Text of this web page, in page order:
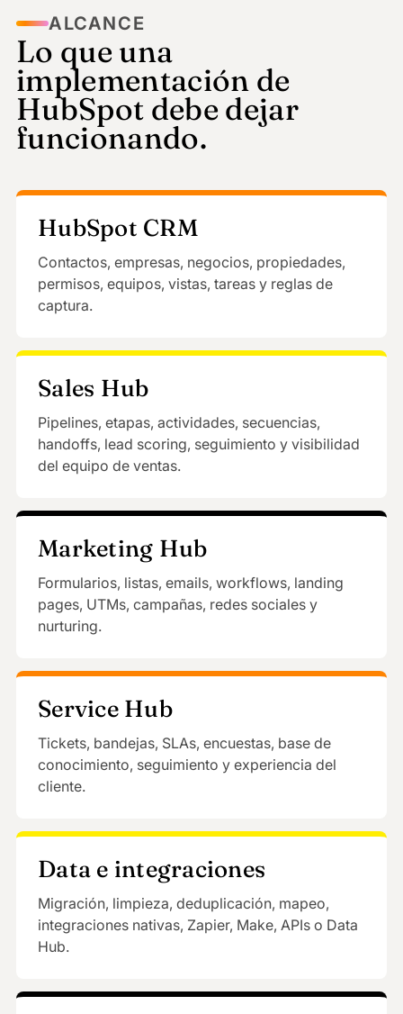
ALCANCE
Lo que una
implementación de
HubSpot debe dejar
funcionando.
HubSpot CRM
Contactos, empresas, negocios, propiedades,
permisos, equipos, vistas, tareas y reglas de
captura.
Sales Hub
Pipelines, etapas, actividades, secuencias,
handoffs, lead scoring, seguimiento y visibilidad
del equipo de ventas.
Marketing Hub
Formularios, listas, emails, workflows, landing
pages, UTMs, campañas, redes sociales y
nurturing.
Service Hub
Tickets, bandejas, SLAs, encuestas, base de
conocimiento, seguimiento y experiencia del
cliente.
Data e integraciones
Migración, limpieza, deduplicación, mapeo,
integraciones nativas, Zapier, Make, APIs o Data
Hub.